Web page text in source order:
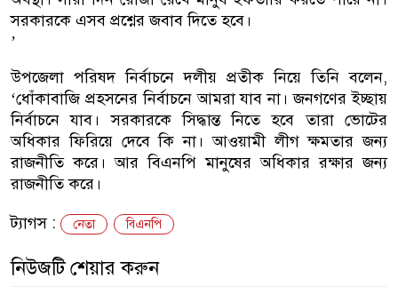
সরকারকে এসব প্রশ্নের জবাব দিতে হবে।
’
উপজেলা পরিষদ নির্বাচনে দলীয় প্রতীক নিয়ে তিনি বলেন,
‘ধোঁকাবাজি প্রহসনের নির্বাচনে আমরা যাব না। জনগণের ইচ্ছায়
নির্বাচনে যাব। সরকারকে সিদ্ধান্ত নিতে হবে তারা ভোটের
অধিকার ফিরিয়ে দেবে কি না। আওয়ামী লীগ ক্ষমতার জন্য
রাজনীতি করে। আর বিএনপি মানুষের অধিকার রক্ষার জন্য
রাজনীতি করে।
ট্যাগস :
নেতা বিএনপি
নিউজটি শেয়ার করুন